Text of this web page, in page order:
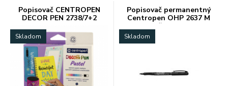
Popisovač CENTROPEN
DECOR PEN 2738/7+2
Skladom
Popisovač permanentný
Centropen OHP 2637 M
čierny
Skladom